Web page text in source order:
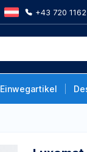
+43 720
Einwegartikel